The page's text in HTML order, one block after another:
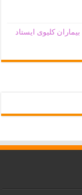
کلیوی ایستاد